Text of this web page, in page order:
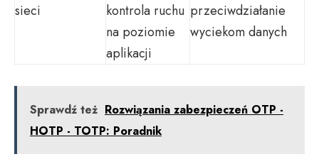
sieci
kontrola ruchu
na poziomie
aplikacji
przeciwdziałanie
wyciekom danych
Sprawdź też Rozwiązania zabezpieczeń OTP -
HOTP - TOTP: Poradnik